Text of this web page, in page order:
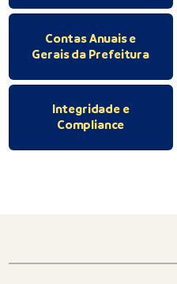
Contas Anuais e
Gerais da Prefeitura
Integridade e
Compliance